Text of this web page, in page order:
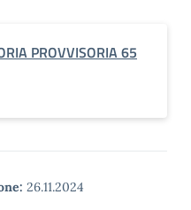
PROVVISORIA 65
26.11.2024